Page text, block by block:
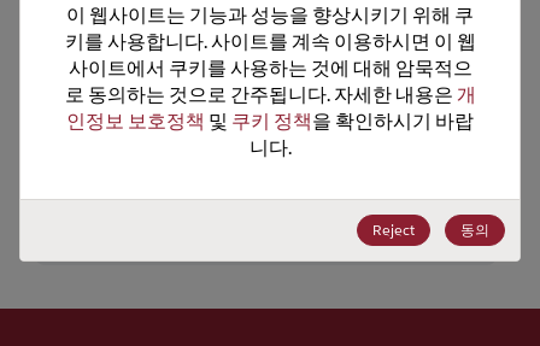
기술 카테고리 Analog & Mixed Signal
기술 하위 카테고리 Timing
기술 그룹 Clock Buffers & Drivers
이 웹사이트는 기능과 성능을 향상시키기 위해 쿠
키를 사용합니다. 사이트를 계속 이용하시면 이 웹
사이트에서 쿠키를 사용하는 것에 대해 암묵적으
로 동의하는 것으로 간주됩니다. 자세한 내용은 개
인정보 보호정책 및 쿠키 정책을 확인하시기 바랍
니다.
Reject 동의